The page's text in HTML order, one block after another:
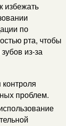
избежать
по
рта, чтобы
из-за
проблем.